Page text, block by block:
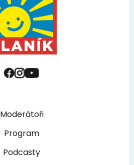
Moderátoři
Program
Podcasty